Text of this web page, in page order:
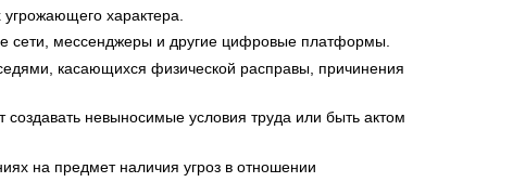
характера.
сети, мессенджеры и другие цифровые платформы.
касающихся физической расправы, причинения
создавать невыносимые условия труда или быть актом
на предмет наличия угроз в отношении